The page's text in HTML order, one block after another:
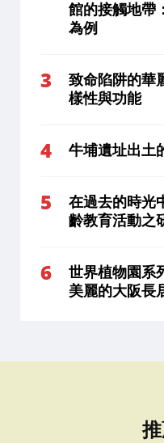
館的接觸地帶
為例
致命陷阱的華
樣性與功能
牛埔遺址出土
在過去的時光
齡教育活動之
世界植物園系
美麗的大阪長